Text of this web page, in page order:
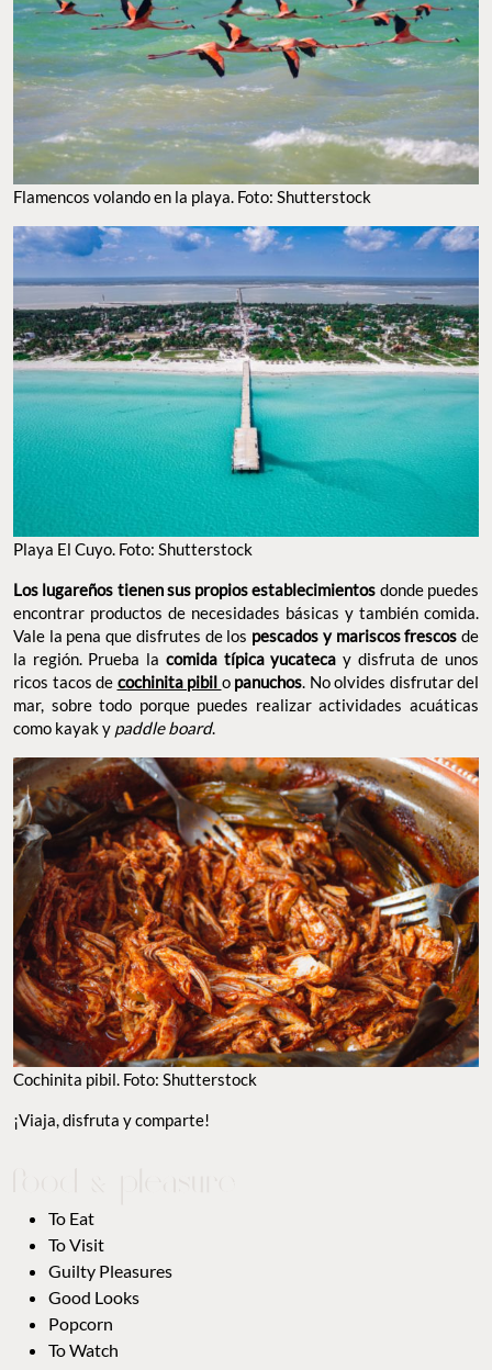
Flamencos volando en la playa. Foto: Shutterstock
Playa El Cuyo. Foto: Shutterstock
Los lugareños tienen sus propios establecimientos donde puedes
encontrar productos de necesidades básicas y también comida.
Vale la pena que disfrutes de los pescados y mariscos frescos de
la región. Prueba la comida típica yucateca y disfruta de unos
ricos tacos de cochinita pibil opanuchos. No olvides disfrutar del
mar, sobre todo porque puedes realizar actividades acuáticas
como kayak y paddle board.
Cochinita pibil. Foto: Shutterstock
¡Viaja, disfruta y comparte!
To Eat
To Visit
Guilty Pleasures
Good Looks
Popcorn
To Watch